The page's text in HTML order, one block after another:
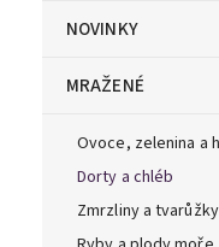
NOVINKY
MRAŽENÉ
Ovoce, zelenina a
Dorty a chléb
Zmrzliny a tvarůžky